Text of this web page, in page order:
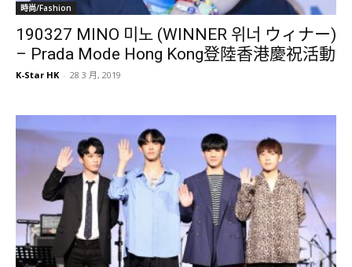
時尚/Fashion
190327 MINO 미노 (WINNER 위너 ウィナー)
– Prada Mode Hong Kong登陸香港慶祝活動
K-Star HK - 28 3 月, 2019